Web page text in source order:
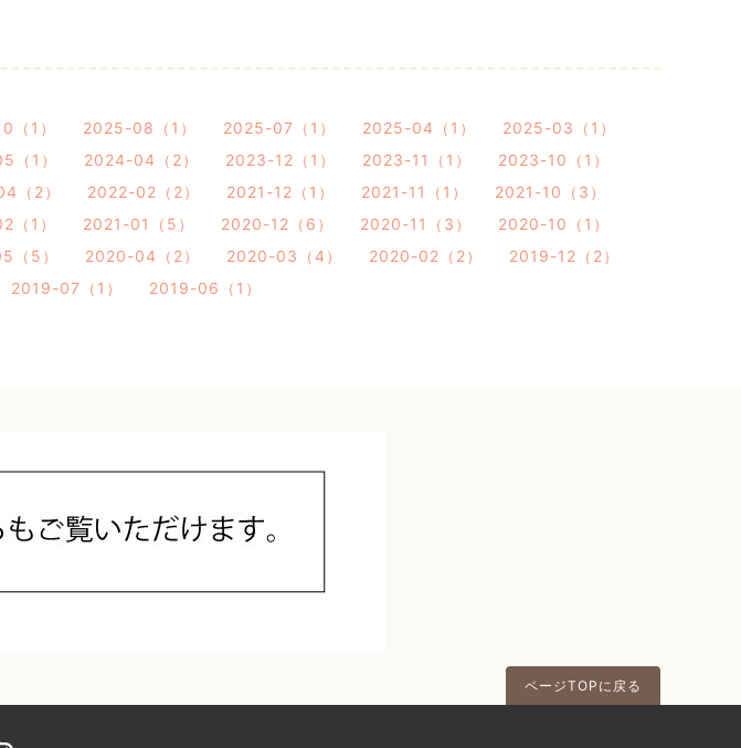
（1） 2025-08（1） 2025-07（1） 2025-04（1）
2025-03（1）
（1） 2024-04（2） 2023-12（1） 2023-11（1）
2023-10（1）
（2） 2022-02（2） 2021-12（1） 2021-11（1）
2021-10（3）
（1） 2021-01（5） 2020-12（6） 2020-11（3）
2020-10（1）
（5） 2020-04（2） 2020-03（4） 2020-02（2）
2019-12（2）
2019-07（1） 2019-06（1）
ページTOPに戻る